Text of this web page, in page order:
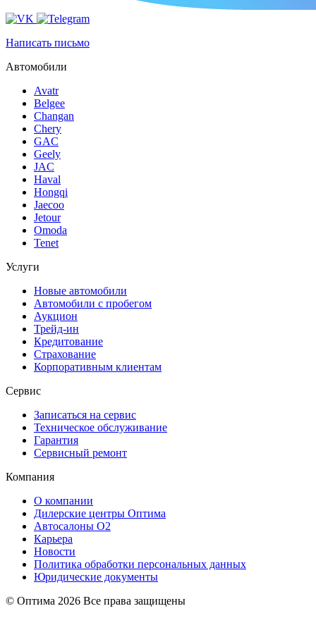
Написать письмо
Автомобили
Avatr
Belgee
Changan
Chery
GAC
Geely
JAC
Haval
Hongqi
Jaecoo
Jetour
Omoda
Tenet
Услуги
Новые автомобили
Автомобили с пробегом
Аукцион
Трейд-ин
Кредитование
Страхование
Корпоративным клиентам
Сервис
Записаться на сервис
Техническое обслуживание
Гарантия
Сервисный ремонт
Компания
О компании
Дилерские центры Оптима
Автосалоны О2
Карьера
Новости
Политика обработки персональных данных
Юридические документы
© Оптима 2026 Все права защищены